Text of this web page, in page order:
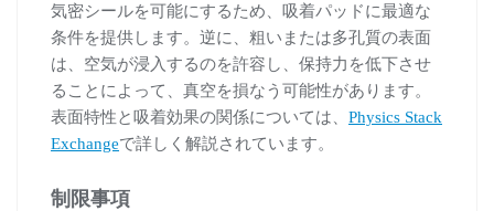
気密シールを可能にするため、吸着パッドに最適な
条件を提供します。逆に、粗いまたは多孔質の表面
は、空気が浸入するのを許容し、保持力を低下させ
ることによって、真空を損なう可能性があります。
表面特性と吸着効果の関係については、 Physics Stack
Exchangeで詳しく解説されています。
制限事項